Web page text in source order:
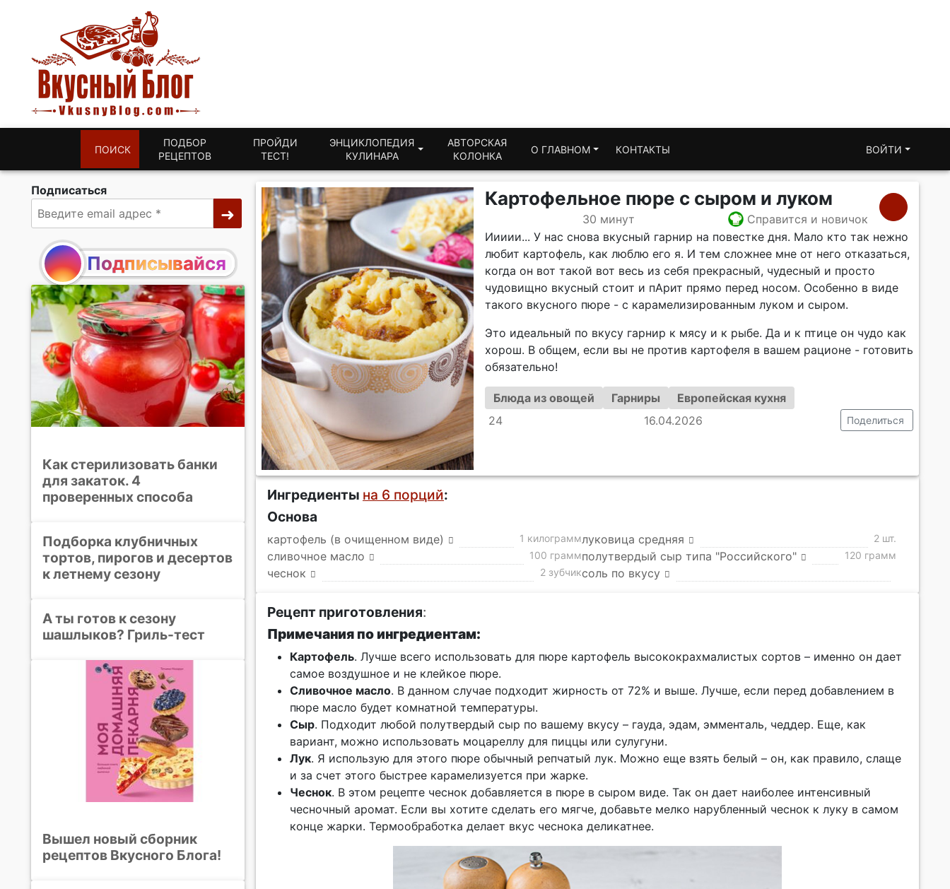
ПОИСК
ПОДБОР
РЕЦЕПТОВ
ПРОЙДИ
ТЕСТ!
ЭНЦИКЛОПЕДИЯ
КУЛИНАРА
АВТОРСКАЯ
КОЛОНКА
О ГЛАВНОМ КОНТАКТЫ ВОЙТИ
Картофельное пюре с сыром и луком
30 минут
Справится и новичок
Иииии... У нас снова вкусный гарнир на повестке дня. Мало кто так нежно
любит картофель, как люблю его я. И тем сложнее мне от него отказаться,
когда он вот такой вот весь из себя прекрасный, чудесный и просто
чудовищно вкусный стоит и пАрит прямо перед носом. Особенно в виде
такого вкусного пюре - с карамелизированным луком и сыром.
Это идеальный по вкусу гарнир к мясу и к рыбе. Да и к птице он чудо как
хорош. В общем, если вы не против картофеля в вашем рационе - готовить
обязательно!
Блюда из овощей Гарниры
Европейская кухня
24
16.04.2026 Поделиться
Ингредиенты на 6 порций:
Основа
картофель (в очищенном виде) 1 килограммлуковица средняя 2 шт.
сливочное масло 100 граммполутвердый сыр типа "Российского" 120 грамм
чеснок 2 зубчиксоль по вкусу
Рецепт приготовления:
Примечания по ингредиентам:
Картофель. Лучше всего использовать для пюре картофель высококрахмалистых сортов – именно он дает
самое воздушное и не клейкое пюре.
Сливочное масло. В данном случае подходит жирность от 72% и выше. Лучше, если перед добавлением в
пюре масло будет комнатной температуры.
Сыр. Подходит любой полутвердый сыр по вашему вкусу – гауда, эдам, эмменталь, чеддер. Еще, как
вариант, можно использовать моцареллу для пиццы или сулугуни.
Лук. Я использую для этого пюре обычный репчатый лук. Можно еще взять белый – он, как правило, слаще
и за счет этого быстрее карамелизуется при жарке.
Чеснок. В этом рецепте чеснок добавляется в пюре в сыром виде. Так он дает наиболее интенсивный
чесночный аромат. Если вы хотите сделать его мягче, добавьте мелко нарубленный чеснок к луку в самом
конце жарки. Термообработка делает вкус чеснока деликатнее.
Подписаться
Подписывайся
Как стерилизовать банки
для закаток. 4
проверенных способа
Подборка клубничных
тортов, пирогов и десертов
к летнему сезону
А ты готов к сезону
шашлыков? Гриль-тест
Вышел новый сборник
рецептов Вкусного Блога!